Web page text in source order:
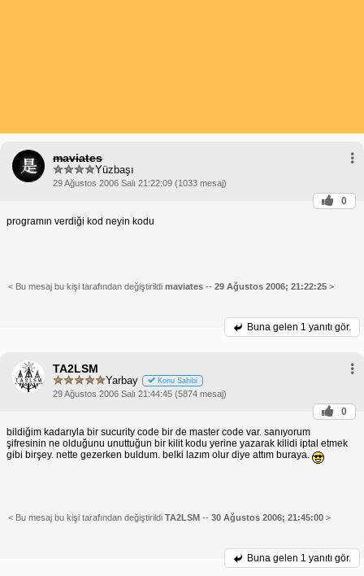
maviates
Yüzbaşı
29 Ağustos 2006 Salı 21:22:09 (1033 mesaj)
0
programın verdiği kod neyin kodu
< Bu mesaj bu kişi tarafından değiştirildi maviates -- 29 Ağustos 2006; 21:22:25 >
Buna gelen 1 yanıtı gör.
TA2LSM
Yarbay Konu Sahibi
29 Ağustos 2006 Salı 21:44:45 (5874 mesaj)
0
bildiğim kadarıyla bir sucurity code bir de master code var. sanıyorum
şifresinin ne olduğunu unuttuğun bir kilit kodu yerine yazarak kilidi iptal etmek
gibi birşey. nette gezerken buldum. belki lazım olur diye attım buraya.
< Bu mesaj bu kişi tarafından değiştirildi TA2LSM -- 30 Ağustos 2006; 21:45:00 >
Buna gelen 1 yanıtı gör.